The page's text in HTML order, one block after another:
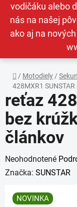
vodičáku alebo
nás na našej
ako aj na
Domov
/ Motodiely /
428MXR1
reťaz
bez
článkov
Priemerné
hodnotenie
Neohodnotené
Značka: SUNSTAR
NOVINKA